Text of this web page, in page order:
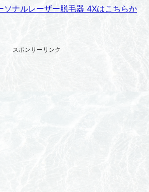
ソナルレーザー脱毛器 4Xはこちらか
スポンサーリンク